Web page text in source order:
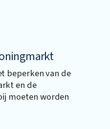
beperken van de
en de
moeten worden